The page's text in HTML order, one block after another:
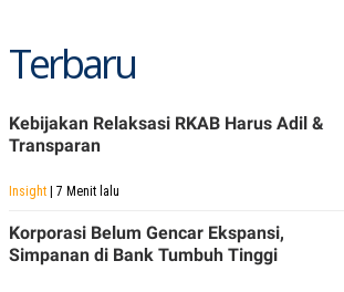
N
C
A
K
M
I
T
N
P
A
E
R
D
V
R
T
Terbaru
Kebijakan Relaksasi RKAB Harus Adil &
Transparan
Insight | 7 Menit lalu
Korporasi Belum Gencar Ekspansi,
Simpanan di Bank Tumbuh Tinggi